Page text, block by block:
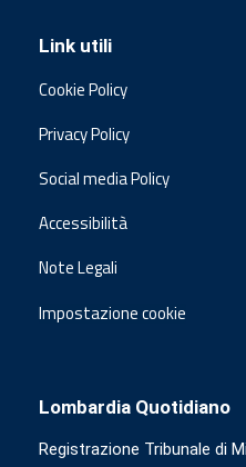
Link utili
Cookie Policy
Privacy Policy
Social media Policy
Accessibilità
Note Legali
Impostazione cookie
Lombardia Quotidiano
Registrazione Tribunale di